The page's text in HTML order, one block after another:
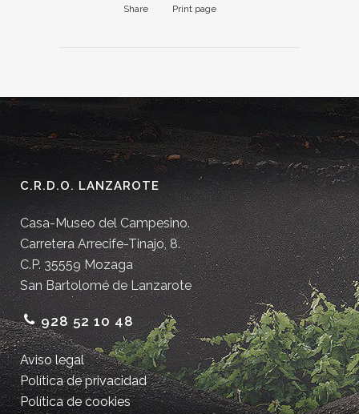
Share Print page
C.R.D.O. LANZAROTE
Casa-Museo del Campesino.
Carretera Arrecife-Tinajo, 8.
C.P. 35559 Mozaga
San Bartolomé de Lanzarote
928 52 10 48
Aviso legal
Política de privacidad
Política de cookies